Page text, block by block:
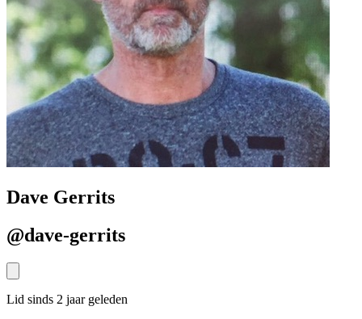
Dave Gerrits
@dave-gerrits
Lid sinds 2 jaar geleden